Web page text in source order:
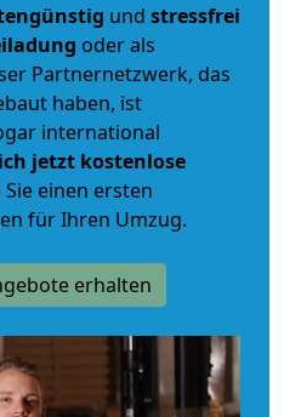
und stressfrei
oder als
Partnernetzwerk, das
haben, ist
international
jetzt kostenlose
einen ersten
für Ihren Umzug.
erhalten